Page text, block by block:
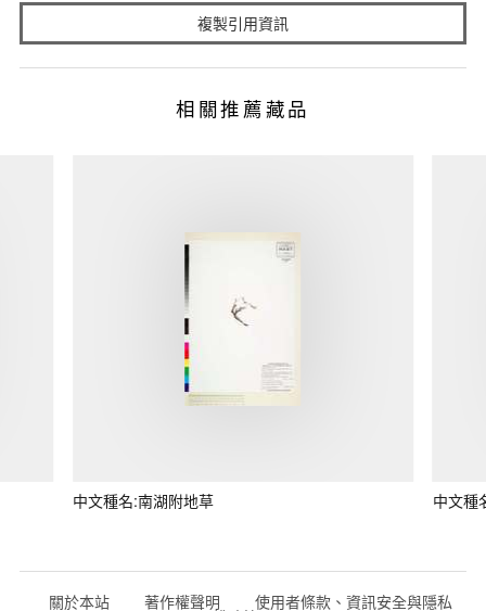
複製引用資訊
相關推薦藏品
中文種名:南湖附地草 中文種
關於本站 著作權聲明 使用者條款、資訊安全與隱私